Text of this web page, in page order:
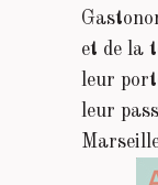
et de la
leur
leur